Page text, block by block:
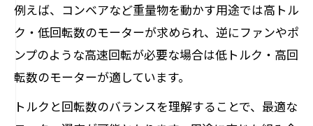
例えば、コンベアなど重量物を動かす用途では高トル
ク・低回転数のモーターが求められ、逆にファンやポ
ンプのような高速回転が必要な場合は低トルク・高回
転数のモーターが適しています。
トルクと回転数のバランスを理解することで、最適な